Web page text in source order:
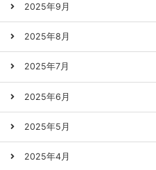
2025年9月
2025年8月
2025年7月
2025年6月
2025年5月
2025年4月